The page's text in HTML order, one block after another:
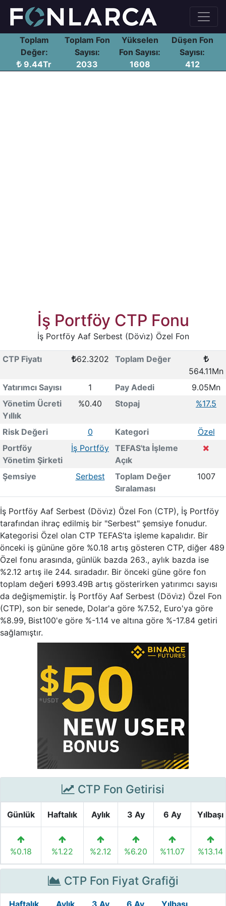
Toplam
Değer:
9.44Tr
Toplam Fon
Sayısı:
2033
Yükselen
Fon Sayısı:
1608
Düşen Fon
Sayısı:
412
İş Portföy CTP Fonu
İş Portföy Aaf Serbest (Dövi̇z) Özel Fon
CTP Fiyatı 62.3202
Toplam Değer
564.11Mn
Yatırımcı Sayısı
1 Pay Adedi
9.05Mn
Yönetim Ücreti
Yıllık
%0.40 Stopaj %17.5
Risk Değeri 0 Kategori
Özel
Portföy
Yönetim Şirketi
İş Portföy TEFAS'ta İşleme
Açık
Şemsiye
Serbest
Toplam Değer
Sıralaması
1007
İş Portföy Aaf Serbest (Dövi̇z) Özel Fon (CTP), İş Portföy
tarafından ihraç edilmiş bir "Serbest" şemsiye fonudur.
Kategorisi Özel olan CTP TEFAS’ta işleme kapalıdır. Bir
önceki iş gününe göre %0.18 artış gösteren CTP, diğer 489
Özel fonu arasında, günlük bazda 263., aylık bazda ise
%2.12 artış ile 244. sıradadır. Bir önceki güne göre fon
toplam değeri ₺993.49B artış gösterirken yatırımcı sayısı
da değişmemiştir. İş Portföy Aaf Serbest (Dövi̇z) Özel Fon
(CTP), son bir senede, Dolar'a göre %7.52, Euro'ya göre
%8.99, Bist100'e göre %-1.14 ve altına göre %-17.84 getiri
sağlamıştır.
CTP Fon Getirisi
Günlük Haftalık Aylık 3 Ay 6 Ay Yılbaşı
%0.18 %1.22 %2.12 %6.20 %11.07 %13.14
CTP Fon Fiyat Grafiği
Haftalık Aylık 3 Ay 6 Ay Yılbaşı